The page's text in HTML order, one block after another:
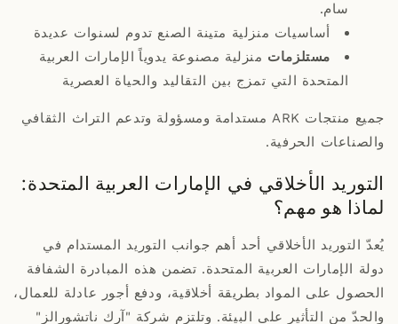
سام.
أساسيات منزلية متينة الصنع تدوم لسنوات عديدة
مستلزمات منزلية مصنوعة يدوياً
الإمارات العربية
المتحدة التي تمزج بين التقاليد والحياة العصرية
جميع منتجات ARK مستدامة ومسؤولة وتدعم التراث الثقافي
والصناعات الحرفية.
التوريد الأخلاقي في الإمارات العربية المتحدة:
لماذا هو مهم؟
يُعدّ التوريد الأخلاقي أحد أهم جوانب التوريد المستدام في
دولة الإمارات العربية المتحدة. تضمن هذه المبادرة الشفافة
الحصول على المواد بطريقة أخلاقية، ودفع أجور عادلة للعمال،
والحدّ من التأثير على البيئة. وتلتزم شركة "آرك ناتشورالز"